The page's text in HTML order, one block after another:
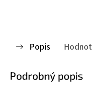
Popis
Podrobný popis